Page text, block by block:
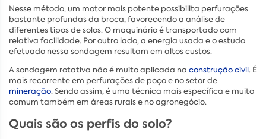
Nesse método, um motor mais potente possibilita perfurações
bastante profundas da broca, favorecendo a análise de
diferentes tipos de solos. O maquinário é transportado com
relativa facilidade. Por outro lado, a energia usada e o estudo
efetuado nessa sondagem resultam em altos custos.
A sondagem rotativa não é muito aplicada na construção civil. É
mais recorrente em perfurações de poço e no setor de
mineração. Sendo assim, é uma técnica mais específica e muito
comum também em áreas rurais e no agronegócio.
Quais são os perfis do solo?